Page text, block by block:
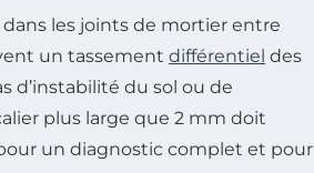
les joints de mortier entre
un tassement différentiel des
d’instabilité du sol ou de
plus large que 2 mm doit
un diagnostic complet et pour